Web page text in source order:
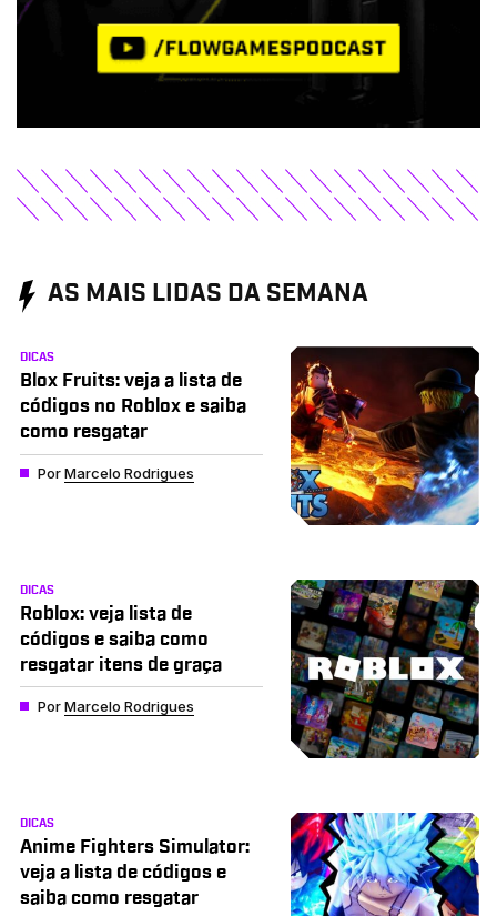
AS MAIS LIDAS DA SEMANA
DICAS
Blox Fruits: veja a lista de
códigos no Roblox e saiba
como resgatar
PorMarcelo Rodrigues
DICAS
Roblox: veja lista de
códigos e saiba como
resgatar itens de graça
PorMarcelo Rodrigues
DICAS
Anime Fighters Simulator:
veja a lista de códigos e
saiba como resgatar